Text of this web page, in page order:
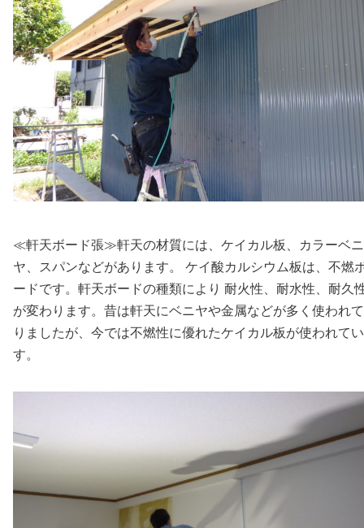
≪軒天ボード張≫軒天の材質には、ケイカル板、カラーベニ
ヤ、スパンなどがあります。 ケイ酸カルシウム板は、不燃
ードです。軒天ボードの種類により 耐火性、耐水性、 耐久
が変わります。昔は軒天にベニヤや金属などが多く使われ
りましたが、今では不燃性に優れたケイカル板が使われて
す。